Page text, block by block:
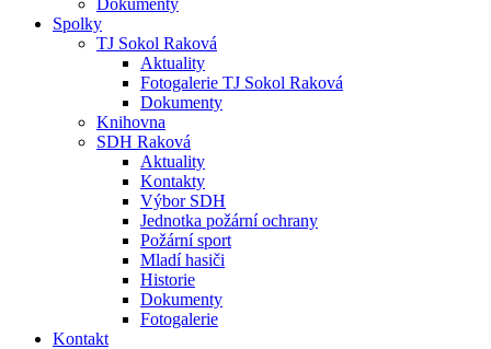
Dokumenty
Spolky
TJ Sokol Raková
Aktuality
Fotogalerie TJ Sokol Raková
Dokumenty
Knihovna
SDH Raková
Aktuality
Kontakty
Výbor SDH
Jednotka požární ochrany
Požární sport
Mladí hasiči
Historie
Dokumenty
Fotogalerie
Kontakt